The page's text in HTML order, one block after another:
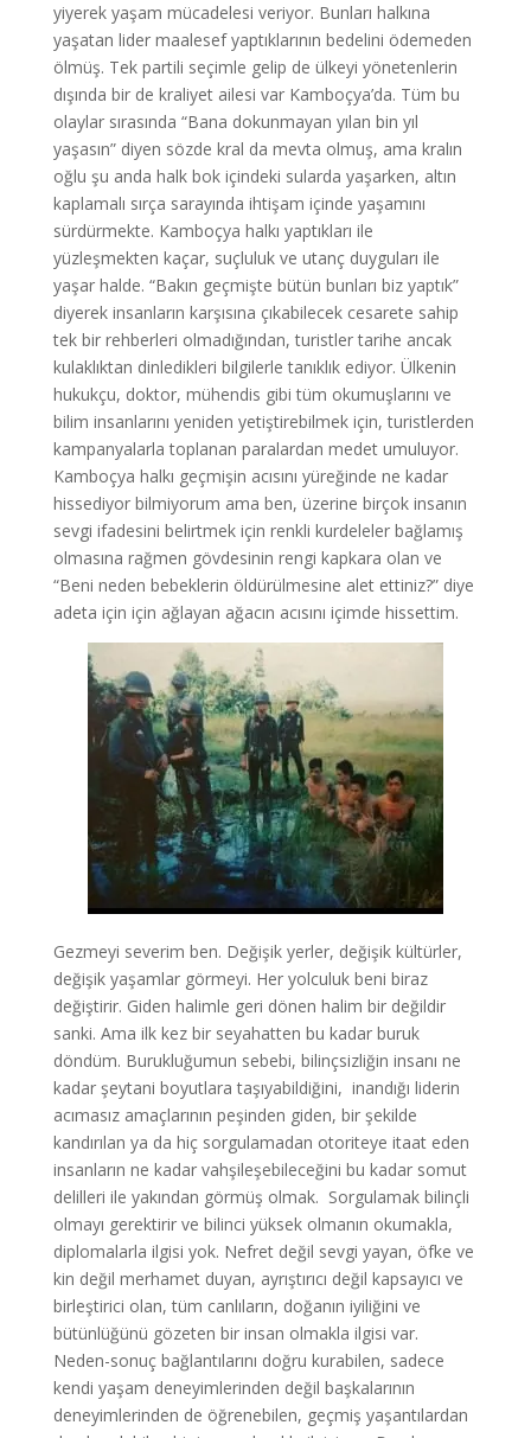
yiyerek yaşam mücadelesi veriyor. Bunları halkına
yaşatan lider maalesef yaptıklarının bedelini ödemeden
ölmüş. Tek partili seçimle gelip de ülkeyi yönetenlerin
dışında bir de kraliyet ailesi var Kamboçya’da. Tüm bu
olaylar sırasında “Bana dokunmayan yılan bin yıl
yaşasın” diyen sözde kral da mevta olmuş, ama kralın
oğlu şu anda halk bok içindeki sularda yaşarken, altın
kaplamalı sırça sarayında ihtişam içinde yaşamını
sürdürmekte. Kamboçya halkı yaptıkları ile
yüzleşmekten kaçar, suçluluk ve utanç duyguları ile
yaşar halde. “Bakın geçmişte bütün bunları biz yaptık”
diyerek insanların karşısına çıkabilecek cesarete sahip
tek bir rehberleri olmadığından, turistler tarihe ancak
kulaklıktan dinledikleri bilgilerle tanıklık ediyor. Ülkenin
hukukçu, doktor, mühendis gibi tüm okumuşlarını ve
bilim insanlarını yeniden yetiştirebilmek için, turistlerden
kampanyalarla toplanan paralardan medet umuluyor.
Kamboçya halkı geçmişin acısını yüreğinde ne kadar
hissediyor bilmiyorum ama ben, üzerine birçok insanın
sevgi ifadesini belirtmek için renkli kurdeleler bağlamış
olmasına rağmen gövdesinin rengi kapkara olan ve
“Beni neden bebeklerin öldürülmesine alet ettiniz?” diye
adeta için için ağlayan ağacın acısını içimde hissettim.
Gezmeyi severim ben. Değişik yerler, değişik kültürler,
değişik yaşamlar görmeyi. Her yolculuk beni biraz
değiştirir. Giden halimle geri dönen halim bir değildir
sanki. Ama ilk kez bir seyahatten bu kadar buruk
döndüm. Burukluğumun sebebi, bilinçsizliğin insanı ne
kadar şeytani boyutlara taşıyabildiğini, inandığı liderin
acımasız amaçlarının peşinden giden, bir şekilde
kandırılan ya da hiç sorgulamadan otoriteye itaat eden
insanların ne kadar vahşileşebileceğini bu kadar somut
delilleri ile yakından görmüş olmak. Sorgulamak bilinçli
olmayı gerektirir ve bilinci yüksek olmanın okumakla,
diplomalarla ilgisi yok. Nefret değil sevgi yayan, öfke ve
kin değil merhamet duyan, ayrıştırıcı değil kapsayıcı ve
birleştirici olan, tüm canlıların, doğanın iyiliğini ve
bütünlüğünü gözeten bir insan olmakla ilgisi var.
Neden-sonuç bağlantılarını doğru kurabilen, sadece
kendi yaşam deneyimlerinden değil başkalarının
deneyimlerinden de öğrenebilen, geçmiş yaşantılardan